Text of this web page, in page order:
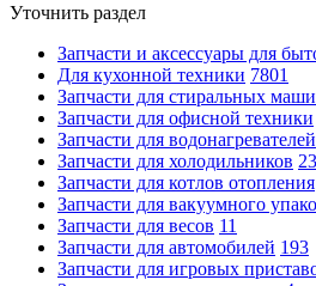
Уточнить раздел
Запчасти и аксессуары для
Для кухонной техники 7801
Запчасти для стиральных
Запчасти для офисной техники
Запчасти для водонагревателей
Запчасти для холодильников
Запчасти для котлов отопления
Запчасти для вакуумного
Запчасти для весов 11
Запчасти для автомобилей 193
Запчасти для игровых